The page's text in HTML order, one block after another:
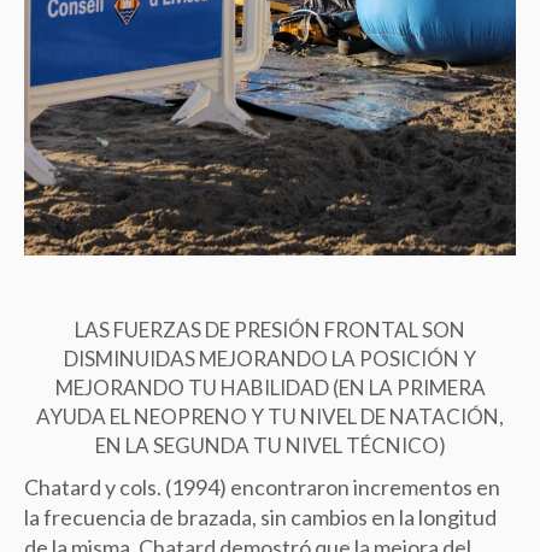
LAS FUERZAS DE PRESIÓN FRONTAL SON
DISMINUIDAS MEJORANDO LA POSICIÓN Y
MEJORANDO TU HABILIDAD (EN LA PRIMERA
AYUDA EL NEOPRENO Y TU NIVEL DE NATACIÓN,
EN LA SEGUNDA TU NIVEL TÉCNICO)
Chatard y cols. (1994) encontraron incrementos en
la frecuencia de brazada, sin cambios en la longitud